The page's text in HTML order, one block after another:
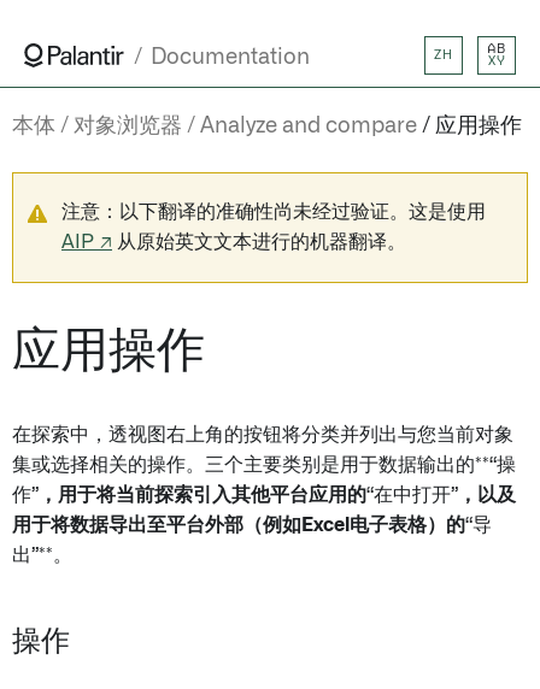
Documentation ZH
AB
XY
本体 对象浏览器 Analyze and compare 应用操作
注意：以下翻译的准确性尚未经过验证。这是使用
AIP ↗ 从原始英文文本进行的机器翻译。
应用操作
在探索中，透视图右上角的按钮将分类并列出与您当前对象
集或选择相关的操作。三个主要类别是用于数据输出的**“操
作” ，用于将当前探索引入其他平台应用的“在中打开” ，以及
用于将数据导出至平台外部（例如Excel电子表格）的“导
出”**。
操作